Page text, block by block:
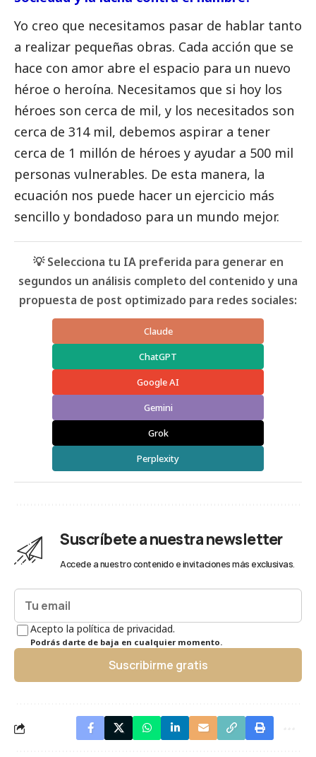
Yo creo que necesitamos pasar de hablar tanto
a realizar pequeñas obras. Cada acción que se
hace con amor abre el espacio para un nuevo
héroe o heroína. Necesitamos que si hoy los
héroes son cerca de mil, y los necesitados son
cerca de 314 mil, debemos aspirar a tener
cerca de 1 millón de héroes y ayudar a 500 mil
personas vulnerables. De esta manera, la
ecuación nos puede hacer un ejercicio más
sencillo y bondadoso para un mundo mejor.
💡 Selecciona tu IA preferida para generar en
segundos un análisis completo del contenido y una
propuesta de post optimizado para redes sociales:
Claude
ChatGPT
Google AI
Gemini
Grok
Perplexity
Suscríbete a nuestra newsletter
Accede a nuestro contenido e invitaciones más exclusivas.
Acepto la política de privacidad.
Podrás darte de baja en cualquier momento.
Suscribirme gratis